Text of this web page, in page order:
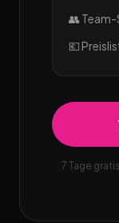
👥
💶
7 Tage